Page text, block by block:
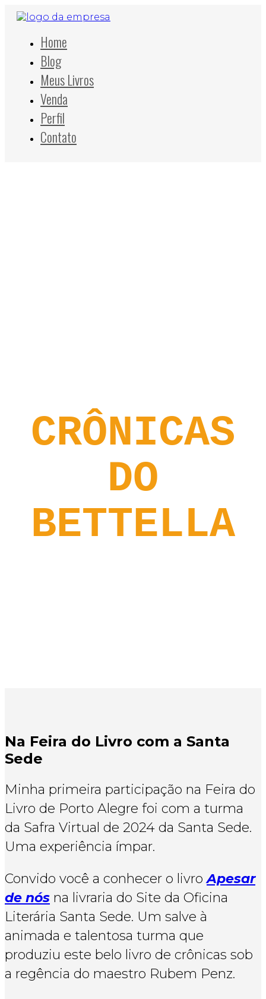
Home
Blog
Meus Livros
Venda
Perfil
Contato
CRÔNICAS
DO
BETTELLA
Na Feira do Livro com a Santa
Sede
Minha primeira participação na Feira do
Livro de Porto Alegre foi com a turma
da Safra Virtual de 2024 da Santa Sede.
Uma experiência ímpar.
Convido você a conhecer o livroApesar
de nós na livraria do Site da Oficina
Literária Santa Sede. Um salve à
animada e talentosa turma que
produziu este belo livro de crônicas sob
a regência do maestro Rubem Penz.